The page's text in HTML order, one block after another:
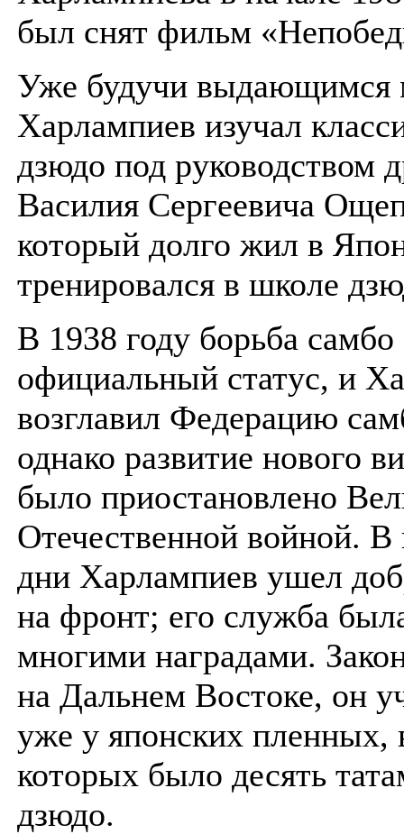
был снят фильм
Уже будучи выдающимся
Харлампиев изучал
дзюдо под руководством
Василия Сергеевича
который долго жил в
тренировался в школе
В 1938 году борьба самбо
официальный статус, и
возглавил Федерацию
однако развитие нового
было приостановлено
Отечественной войной.
дни Харлампиев ушел
на фронт; его служба
многими наградами.
на Дальнем Востоке, он
уже у японских пленных,
которых было десять
дзюдо.